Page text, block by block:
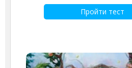
Пройти тест